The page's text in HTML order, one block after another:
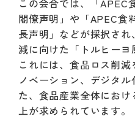
この会合では、「APEC
閣僚声明」や「APEC食
長声明」などが採択さ
減に向けた「トルヒーヨ
これには、食品ロス削
ノベーション、デジタ
た、食品産業全体にお
上が求められています。